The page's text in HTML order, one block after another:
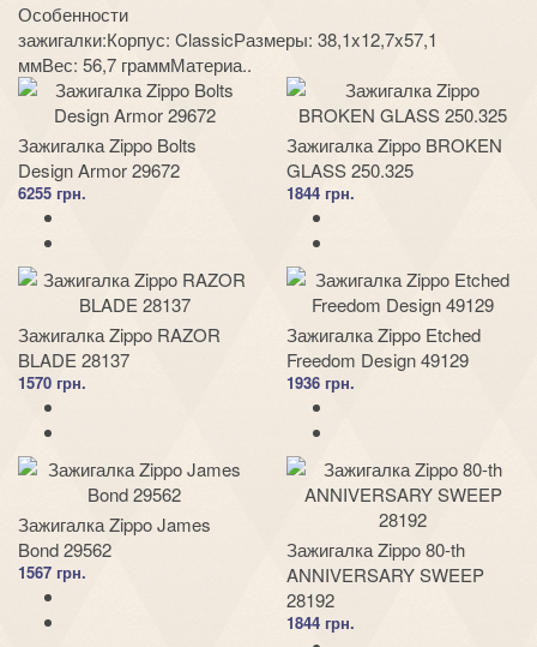
Особенности
зажигалки:Корпус: ClassicРазмеры: 38,1x12,7x57,1
ммВес: 56,7 граммМатериа..
Зажигалка Zippo Bolts
Design Armor 29672
6255 грн.
Зажигалка Zippo BROKEN
GLASS 250.325
1844 грн.
Зажигалка Zippo RAZOR
BLADE 28137
1570 грн.
Зажигалка Zippo Etched
Freedom Design 49129
1936 грн.
Зажигалка Zippo James
Bond 29562
1567 грн.
Зажигалка Zippo 80-th
ANNIVERSARY SWEEP
28192
1844 грн.